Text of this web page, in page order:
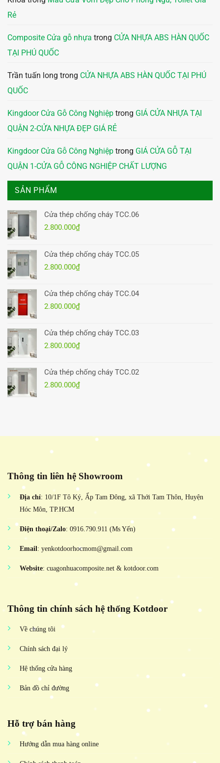
Rẻ
Composite Cửa gỗ nhựa trong CỬA NHỰA ABS HÀN QUỐC
TẠI PHÚ QUỐC
Trần tuấn long trong CỬA NHỰA ABS HÀN QUỐC TẠI PHÚ
QUỐC
Kingdoor Cửa Gỗ Công Nghiệp trong GIÁ CỬA NHỰA TẠI
QUẬN 2-CỬA NHỰA ĐẸP GIÁ RẺ
Kingdoor Cửa Gỗ Công Nghiệp trong GIÁ CỬA GỖ TẠI
QUẬN 1-CỬA GỖ CÔNG NGHIỆP CHẤT LƯỢNG
SẢN PHẨM
Cửa thép chống cháy TCC.06
2.800.000₫
Cửa thép chống cháy TCC.05
2.800.000₫
Cửa thép chống cháy TCC.04
2.800.000₫
Cửa thép chống cháy TCC.03
2.800.000₫
Cửa thép chống cháy TCC.02
2.800.000₫
Thông tin liên hệ Showroom
Địa chỉ: 10/1F Tô Ký, Ấp Tam Đông, xã Thới Tam Thôn, Huyện
Hóc Môn, TP.HCM
Điện thoại/Zalo: 0916.790.911 (Ms Yến)
Email: yenkotdoorhocmom@gmail.com
Website: cuagonhuacomposite.net & kotdoor.com
Thông tin chính sách hệ thống Kotdoor
Về chúng tôi
Chính sách đại lý
Hệ thống cửa hàng
Bản đồ chỉ đường
Hỗ trợ bán hàng
Hướng dẫn mua hàng online